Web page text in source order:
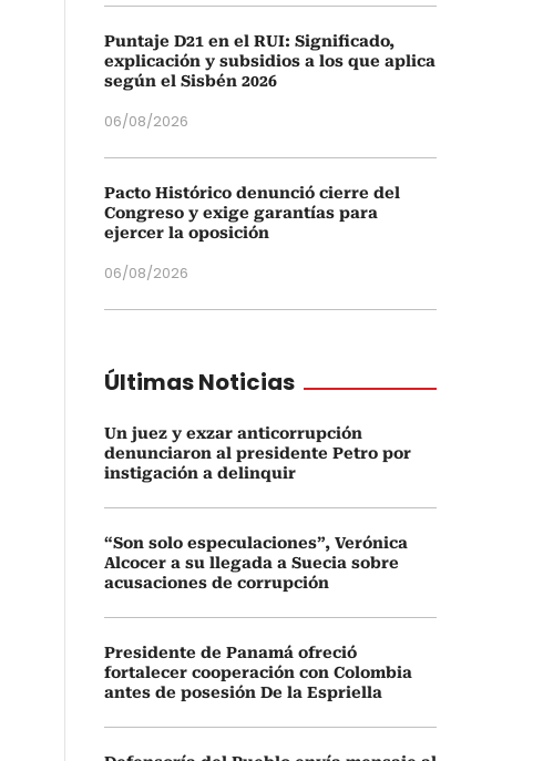
Puntaje D21 en el RUI: Significado,
explicación y subsidios a los que aplica
según el Sisbén 2026
06/08/2026
Pacto Histórico denunció cierre del
Congreso y exige garantías para
ejercer la oposición
06/08/2026
Últimas Noticias
Un juez y exzar anticorrupción
denunciaron al presidente Petro por
instigación a delinquir
“Son solo especulaciones”, Verónica
Alcocer a su llegada a Suecia sobre
acusaciones de corrupción
Presidente de Panamá ofreció
fortalecer cooperación con Colombia
antes de posesión De la Espriella